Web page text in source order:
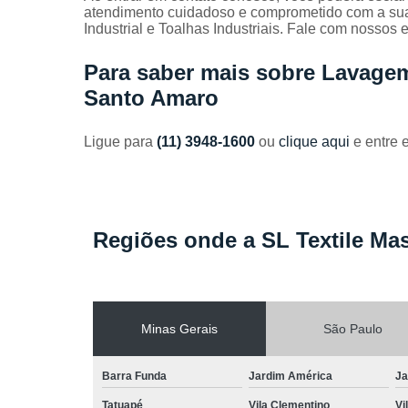
Toalhas
industriais
toalhas
atendimento cuidadoso e comprometido com a
Industrial e Toalhas Industriais. Fale com nossos
Para saber mais sobre
Santo Amaro
Ligue para (11) 3948-1600 ou clique aqui e entre
Regiões onde a SL Textile
Minas Gerais São Paulo
Barra Funda Jardim América
Tatuapé Vila Clementino